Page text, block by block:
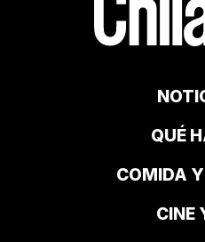
QUÉ
COMIDA
CINE